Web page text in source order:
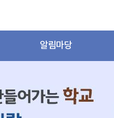
알림마당